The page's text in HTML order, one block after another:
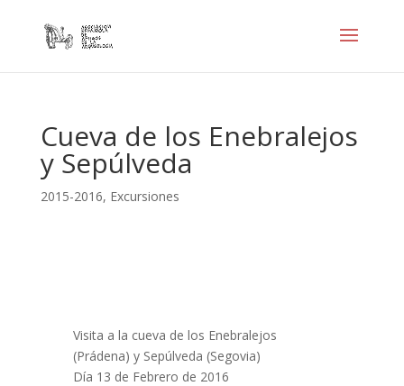
Cueva de los Enebralejos
y Sepúlveda
2015-2016, Excursiones
Visita a la cueva de los Enebralejos
(Prádena) y Sepúlveda (Segovia)
Día 13 de Febrero de 2016